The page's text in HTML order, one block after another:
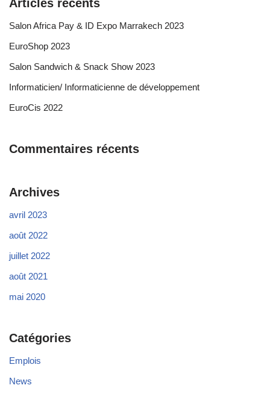
Articles récents
Salon Africa Pay & ID Expo Marrakech 2023
EuroShop 2023
Salon Sandwich & Snack Show 2023
Informaticien/ Informaticienne de développement
EuroCis 2022
Commentaires récents
Archives
avril 2023
août 2022
juillet 2022
août 2021
mai 2020
Catégories
Emplois
News